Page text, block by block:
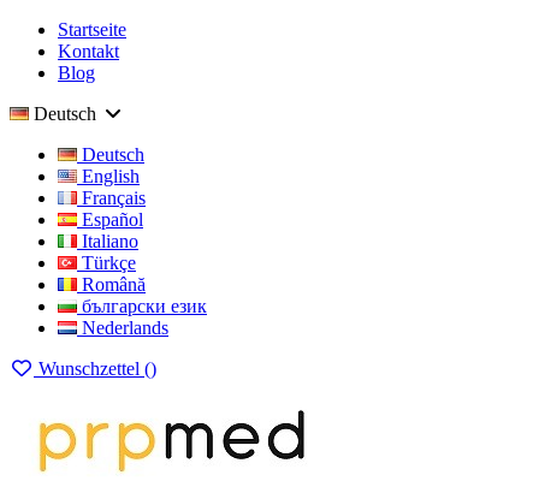
Startseite
Kontakt
Blog
Deutsch
Deutsch
English
Français
Español
Italiano
Türkçe
Română
български език
Nederlands
Wunschzettel ()